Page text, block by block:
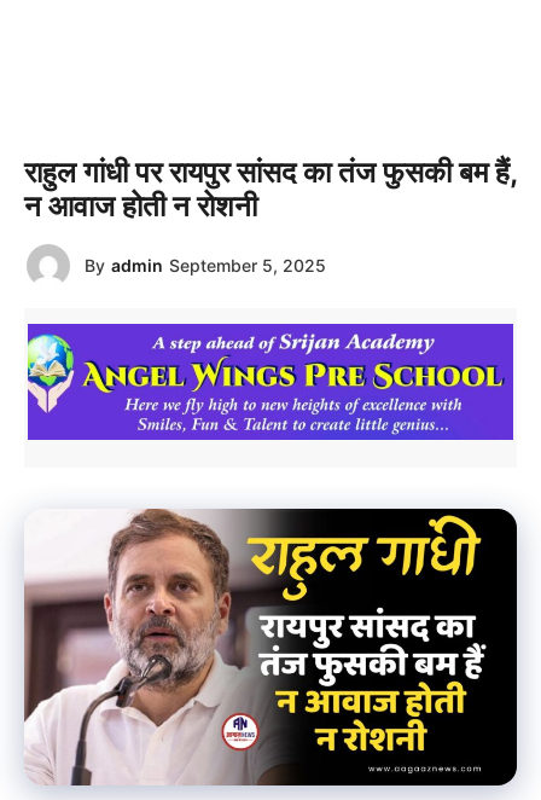
राहुल गांधी पर रायपुर सांसद का तंज फुसकी बम हैं,
न आवाज होती न रोशनी
By admin September 5, 2025